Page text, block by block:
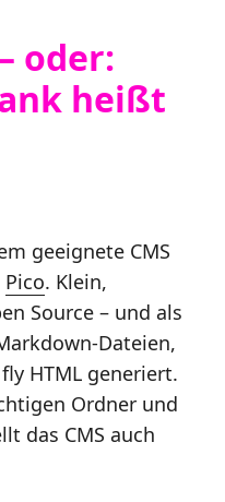
oder:
heißt
geeignete CMS
Pico. Klein,
Source – und als
Dateien,
HTML generiert.
Ordner und
das CMS auch